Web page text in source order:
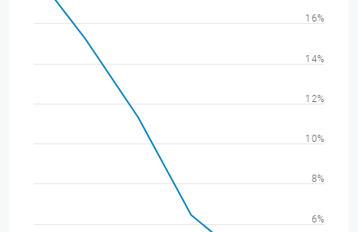
6%
8%
10%
12%
14%
16%